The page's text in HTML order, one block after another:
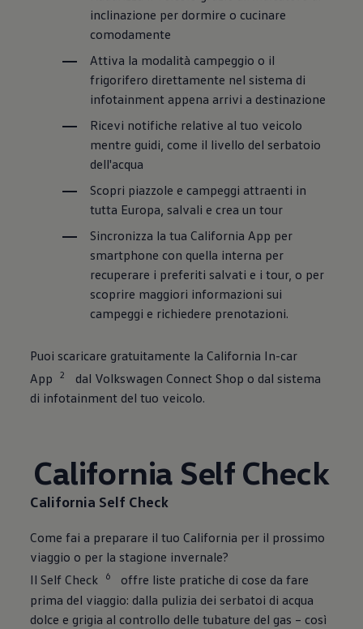
inclinazione per dormire o cucinare
comodamente
Attiva la modalità campeggio o il
frigorifero direttamente nel sistema di
infotainment appena arrivi a destinazione
Ricevi notifiche relative al tuo veicolo
mentre guidi, come il livello del serbatoio
dell'acqua
Scopri piazzole e campeggi attraenti in
tutta Europa, salvali e crea un tour
Sincronizza la tua California App per
smartphone con quella interna per
recuperare i preferiti salvati e i tour, o per
scoprire maggiori informazioni sui
campeggi e richiedere prenotazioni.
Puoi scaricare gratuitamente la California In-car
App
2 dal Volkswagen Connect Shop o dal sistema
di infotainment del tuo veicolo.
California Self Check
California Self Check
Come fai a preparare il tuo California per il prossimo
viaggio o per la stagione invernale?
Il Self Check
6
offre liste pratiche di cose da fare
prima del viaggio: dalla pulizia dei serbatoi di acqua
dolce e grigia al controllo delle tubature del gas – così